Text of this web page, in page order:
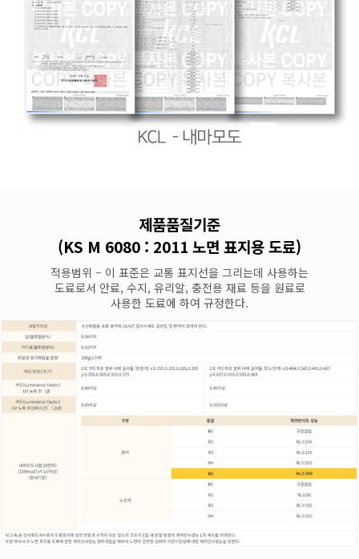
제품품질기준
(KS M 6080 : 2011 노면 표지용 도료)
적용범위 – 이 표준은 교통 표지선을 그리는데 사용하는
도료로서 안료, 수지, 유리알, 충전용 재료 등을 원료로
사용한 도료에 하여 규정한다.